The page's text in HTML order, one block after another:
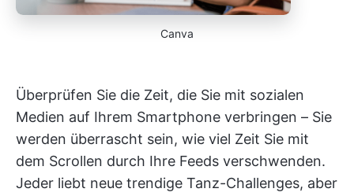
Canva
Überprüfen Sie die Zeit, die Sie mit sozialen
Medien auf Ihrem Smartphone verbringen – Sie
werden überrascht sein, wie viel Zeit Sie mit
dem Scrollen durch Ihre Feeds verschwenden.
Jeder liebt neue trendige Tanz-Challenges, aber